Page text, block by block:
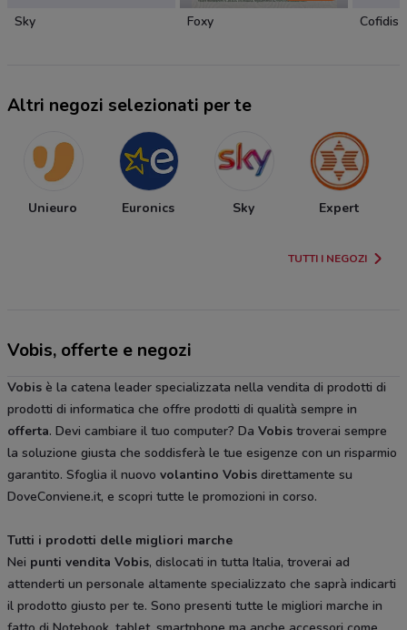
Sky Foxy Cofidis
Altri negozi selezionati per te
Unieuro Euronics Sky Expert
TUTTI I NEGOZI
Vobis, offerte e negozi
Vobis è la catena leader specializzata nella vendita di prodotti di
prodotti di informatica che offre prodotti di qualità sempre in
offerta. Devi cambiare il tuo computer? Da Vobis troverai sempre
la soluzione giusta che soddisferà le tue esigenze con un risparmio
garantito. Sfoglia il nuovo volantino Vobis direttamente su
DoveConviene.it, e scopri tutte le promozioni in corso.
Tutti i prodotti delle migliori marche
Nei punti vendita Vobis, dislocati in tutta Italia, troverai ad
attenderti un personale altamente specializzato che saprà indicarti
il prodotto giusto per te. Sono presenti tutte le migliori marche in